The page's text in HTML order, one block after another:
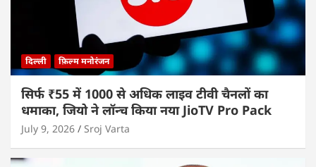
दिल्ली फ़िल्म मनोरंजन
सिर्फ ₹55 में 1000 से अधिक लाइव टीवी चैनलों का
धमाका, जियो ने लॉन्च किया नया JioTV Pro Pack
July 9, 2026 Sroj Varta